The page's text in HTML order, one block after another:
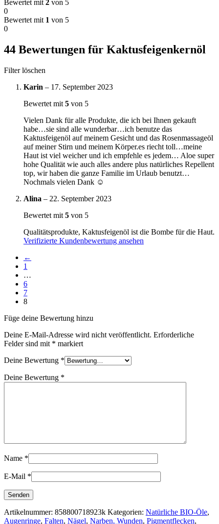
Bewertet mit 2 von 5
0
Bewertet mit 1 von 5
0
44 Bewertungen für Kaktusfeigenkernöl
Filter löschen
Karin – 17. September 2023
Bewertet mit 5 von 5
Vielen Dank für alle Produkte, die ich bei Ihnen gekauft
habe…sie sind alle wunderbar…ich benutze das
Kaktusfeigenöl auf meinem Gesicht und das Rosenmassageöl
auf meiner Stirn und meinem Körper.es riecht toll…meine
Haut ist viel weicher und ich empfehle es jedem… Aloe super
hohe Qualität wie auch alles andere plus natürliches Repellent
top, wir haben die ganze Familie im Urlaub benutzt…
Nochmals vielen Dank ☺️
Alina – 22. September 2023
Bewertet mit 5 von 5
Qualitätsprodukte, Kaktusfeigenöl ist die Bombe für die Haut.
Verifizierte Kundenbewertung ansehen
←
1
…
6
7
8
Füge deine Bewertung hinzu
Deine E-Mail-Adresse wird nicht veröffentlicht. Erforderliche
Felder sind mit * markiert
Deine Bewertung *
Deine Bewertung *
Name *
E-Mail *
Artikelnummer: 858800718923k Kategorien: Natürliche BIO-Öle,
Augenringe, Falten, Nägel, Narben, Wunden, Pigmentflecken,